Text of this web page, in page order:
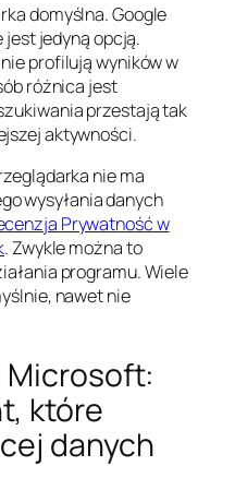
domyślna. Google
jest jedyną opcją.
profilują wyników w
różnica jest
przestają tak
aktywności.
nie ma
wysyłania danych
Prywatność w
. Zwykle można to
programu. Wiele
nawet nie
Microsoft:
które
danych